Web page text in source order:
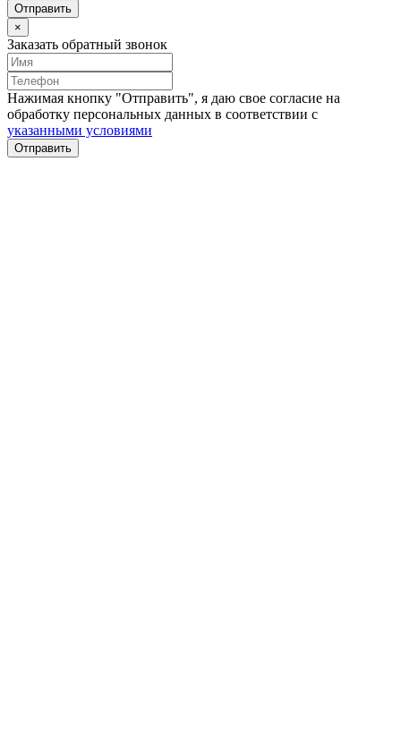
Отправить
×
Заказать обратный звонок
Нажимая кнопку "Отправить", я даю свое согласие на
обработку персональных данных в соответствии с
указанными условиями
Отправить